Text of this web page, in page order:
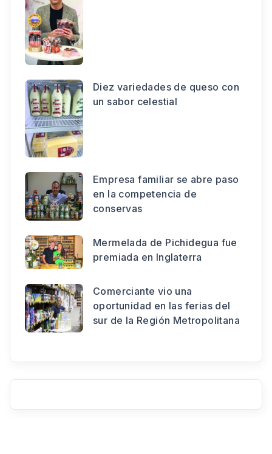
Diez variedades de queso con
un sabor celestial
Empresa familiar se abre paso
en la competencia de
conservas
Mermelada de Pichidegua fue
premiada en Inglaterra
Comerciante vio una
oportunidad en las ferias del
sur de la Región Metropolitana